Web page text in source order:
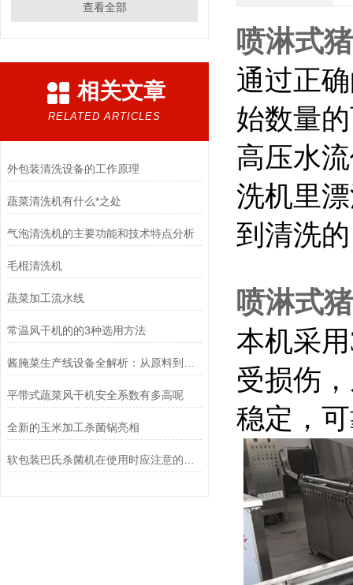
查看全部
相关文章
RELATED ARTICLES
外包装清洗设备的工作原理
蔬菜清洗机有什么*之处
气泡清洗机的主要功能和技术特点分析
毛棍清洗机
蔬菜加工流水线
常温风干机的的3种选用方法
平带式蔬菜风干机安全系数有多高呢
全新的玉米加工杀菌锅亮相
喷淋式
通过正
始数量
高压水
洗机里
到清洗
喷淋式
本机采
受损伤
稳定，